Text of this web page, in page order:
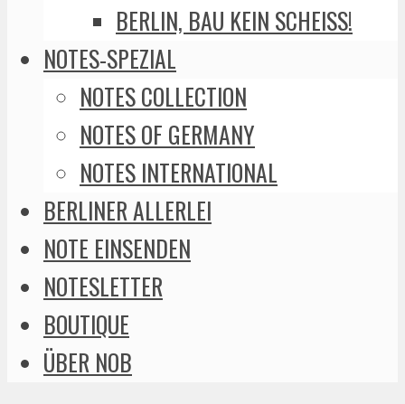
BERLIN, BAU KEIN SCHEISS!
NOTES-SPEZIAL
NOTES COLLECTION
NOTES OF GERMANY
NOTES INTERNATIONAL
BERLINER ALLERLEI
NOTE EINSENDEN
NOTESLETTER
BOUTIQUE
ÜBER NOB